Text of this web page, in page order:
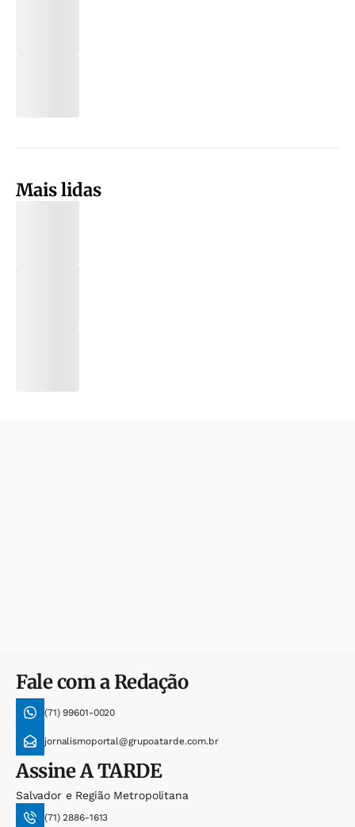
Mais lidas
Fale com a Redação
(71) 99601-0020
jornalismoportal@grupoatarde.com.br
AssineA TARDE
Salvador e Região Metropolitana
(71) 2886-1613